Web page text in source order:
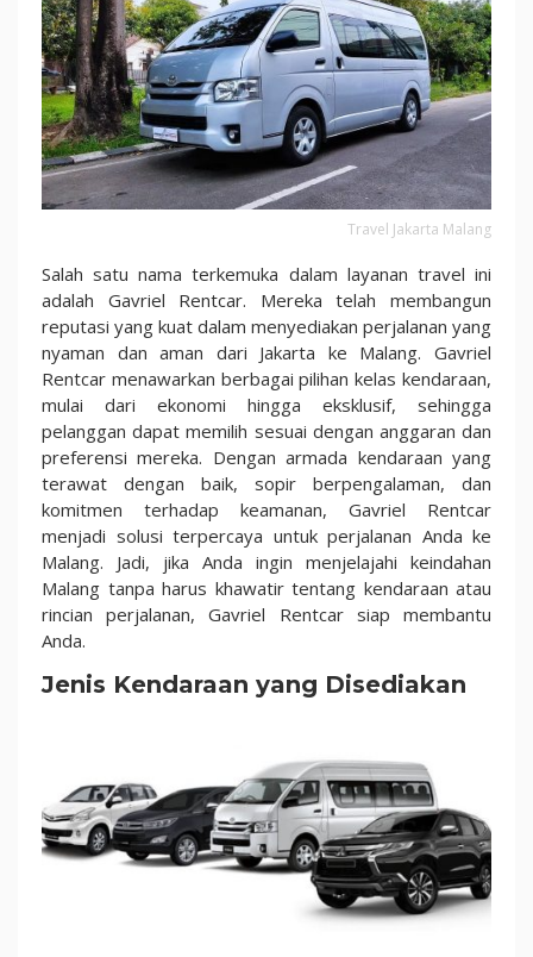
Travel Jakarta Malang
Salah satu nama terkemuka dalam layanan travel ini
adalah Gavriel Rentcar. Mereka telah membangun
reputasi yang kuat dalam menyediakan perjalanan yang
nyaman dan aman dari Jakarta ke Malang. Gavriel
Rentcar menawarkan berbagai pilihan kelas kendaraan,
mulai dari ekonomi hingga eksklusif, sehingga
pelanggan dapat memilih sesuai dengan anggaran dan
preferensi mereka. Dengan armada kendaraan yang
terawat dengan baik, sopir berpengalaman, dan
komitmen terhadap keamanan, Gavriel Rentcar
menjadi solusi terpercaya untuk perjalanan Anda ke
Malang. Jadi, jika Anda ingin menjelajahi keindahan
Malang tanpa harus khawatir tentang kendaraan atau
rincian perjalanan, Gavriel Rentcar siap membantu
Anda.
Jenis Kendaraan yang Disediakan